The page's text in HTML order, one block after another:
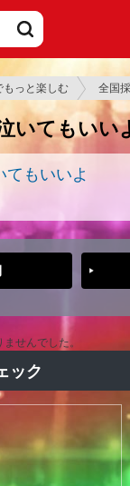
もっと楽しむ 全国
いてもいい
てもいいよ
せんでした。
ック